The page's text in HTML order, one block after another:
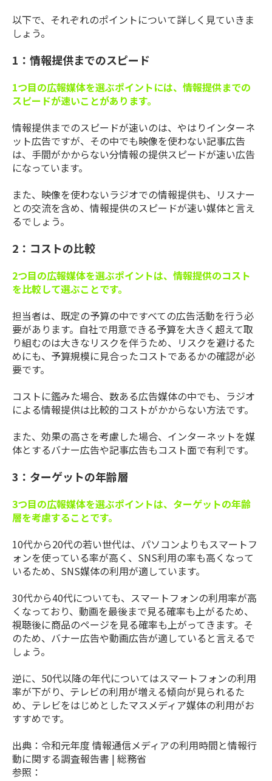
以下で、それぞれのポイントについて詳しく見ていきま
しょう。
1：情報提供までのスピード
1つ目の広報媒体を選ぶポイントには、情報提供までの
スピードが速いことがあります。
情報提供までのスピードが速いのは、やはりインターネ
ット広告ですが、その中でも映像を使わない記事広告
は、手間がかからない分情報の提供スピードが速い広告
になっています。
また、映像を使わないラジオでの情報提供も、リスナー
との交流を含め、情報提供のスピードが速い媒体と言え
るでしょう。
2：コストの比較
2つ目の広報媒体を選ぶポイントは、情報提供のコスト
を比較して選ぶことです。
担当者は、既定の予算の中ですべての広告活動を行う必
要があります。自社で用意できる予算を大きく超えて取
り組むのは大きなリスクを伴うため、リスクを避けるた
めにも、予算規模に見合ったコストであるかの確認が必
要です。
コストに鑑みた場合、数ある広告媒体の中でも、ラジオ
による情報提供は比較的コストがかからない方法です。
また、効果の高さを考慮した場合、インターネットを媒
体とするバナー広告や記事広告もコスト面で有利です。
3：ターゲットの年齢層
3つ目の広報媒体を選ぶポイントは、ターゲットの年齢
層を考慮することです。
10代から20代の若い世代は、パソコンよりもスマートフ
ォンを使っている率が高く、SNS利用の率も高くなって
いるため、SNS媒体の利用が適しています。
30代から40代についても、スマートフォンの利用率が高
くなっており、動画を最後まで見る確率も上がるため、
視聴後に商品のページを見る確率も上がってきます。そ
のため、バナー広告や動画広告が適していると言えるで
しょう。
逆に、50代以降の年代についてはスマートフォンの利用
率が下がり、テレビの利用が増える傾向が見られるた
め、テレビをはじめとしたマスメディア媒体の利用がお
すすめです。
出典：令和元年度 情報通信メディアの利用時間と情報行
動に関する調査報告書 | 総務省
参照：